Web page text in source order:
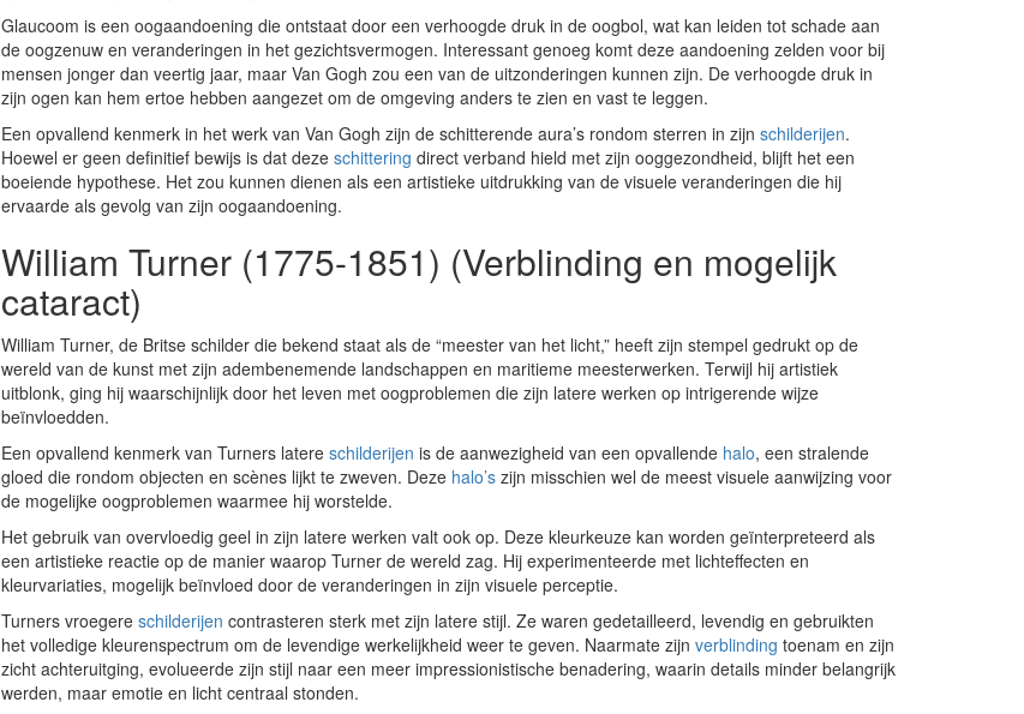
Glaucoom is een oogaandoening die ontstaat door een verhoogde druk in de oogbol, wat kan leiden tot schade aan
de oogzenuw en veranderingen in het gezichtsvermogen. Interessant genoeg komt deze aandoening zelden voor bij
mensen jonger dan veertig jaar, maar Van Gogh zou een van de uitzonderingen kunnen zijn. De verhoogde druk in
zijn ogen kan hem ertoe hebben aangezet om de omgeving anders te zien en vast te leggen.
Een opvallend kenmerk in het werk van Van Gogh zijn de schitterende aura’s rondom sterren in zijn schilderijen.
Hoewel er geen definitief bewijs is dat deze schittering direct verband hield met zijn ooggezondheid, blijft het een
boeiende hypothese. Het zou kunnen dienen als een artistieke uitdrukking van de visuele veranderingen die hij
ervaarde als gevolg van zijn oogaandoening.
William Turner (1775-1851) (Verblinding en mogelijk
cataract)
William Turner, de Britse schilder die bekend staat als de “meester van het licht,” heeft zijn stempel gedrukt op de
wereld van de kunst met zijn adembenemende landschappen en maritieme meesterwerken. Terwijl hij artistiek
uitblonk, ging hij waarschijnlijk door het leven met oogproblemen die zijn latere werken op intrigerende wijze
beïnvloedden.
Een opvallend kenmerk van Turners latere schilderijen is de aanwezigheid van een opvallende halo, een stralende
gloed die rondom objecten en scènes lijkt te zweven. Deze halo’s zijn misschien wel de meest visuele aanwijzing voor
de mogelijke oogproblemen waarmee hij worstelde.
Het gebruik van overvloedig geel in zijn latere werken valt ook op. Deze kleurkeuze kan worden geïnterpreteerd als
een artistieke reactie op de manier waarop Turner de wereld zag. Hij experimenteerde met lichteffecten en
kleurvariaties, mogelijk beïnvloed door de veranderingen in zijn visuele perceptie.
Turners vroegere schilderijen contrasteren sterk met zijn latere stijl. Ze waren gedetailleerd, levendig en gebruikten
het volledige kleurenspectrum om de levendige werkelijkheid weer te geven. Naarmate zijn verblinding toenam en zijn
zicht achteruitging, evolueerde zijn stijl naar een meer impressionistische benadering, waarin details minder belangrijk
werden, maar emotie en licht centraal stonden.